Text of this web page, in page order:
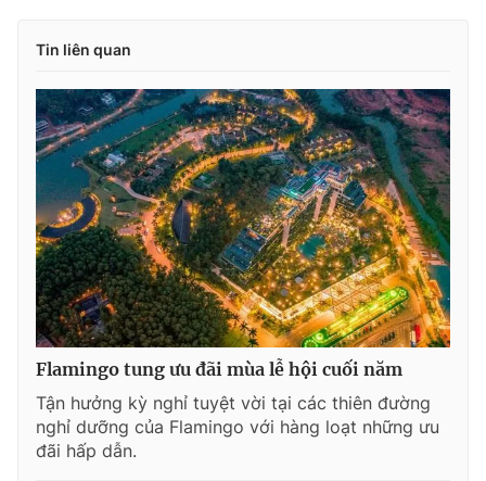
Tin liên quan
Flamingo tung ưu đãi mùa lễ hội cuối năm
Tận hưởng kỳ nghỉ tuyệt vời tại các thiên đường
nghỉ dưỡng của Flamingo với hàng loạt những ưu
đãi hấp dẫn.